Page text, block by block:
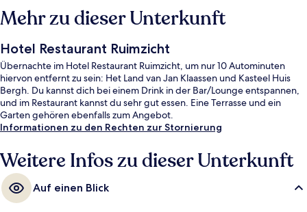
Mehr zu dieser Unterkunft
Hotel Restaurant Ruimzicht
Übernachte im Hotel Restaurant Ruimzicht, um nur 10 Autominuten
hiervon entfernt zu sein: Het Land van Jan Klaassen und Kasteel Huis
Bergh. Du kannst dich bei einem Drink in der Bar/Lounge entspannen,
und im Restaurant kannst du sehr gut essen. Eine Terrasse und ein
Garten gehören ebenfalls zum Angebot.
Informationen zu den Rechten zur Stornierung
Weitere Infos zu dieser Unterkunft
Auf einen Blick